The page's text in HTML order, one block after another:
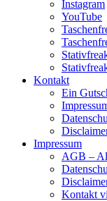
Instagram
YouTube
Kontakt
Ein
Impressum
AGB –
Kontakt